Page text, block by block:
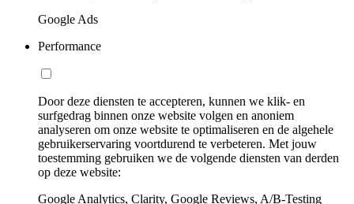
Google Ads
Performance
Door deze diensten te accepteren, kunnen we klik- en
surfgedrag binnen onze website volgen en anoniem
analyseren om onze website te optimaliseren en de algehele
gebruikerservaring voortdurend te verbeteren. Met jouw
toestemming gebruiken we de volgende diensten van derden
op deze website:
Google Analytics, Clarity, Google Reviews, A/B-Testing